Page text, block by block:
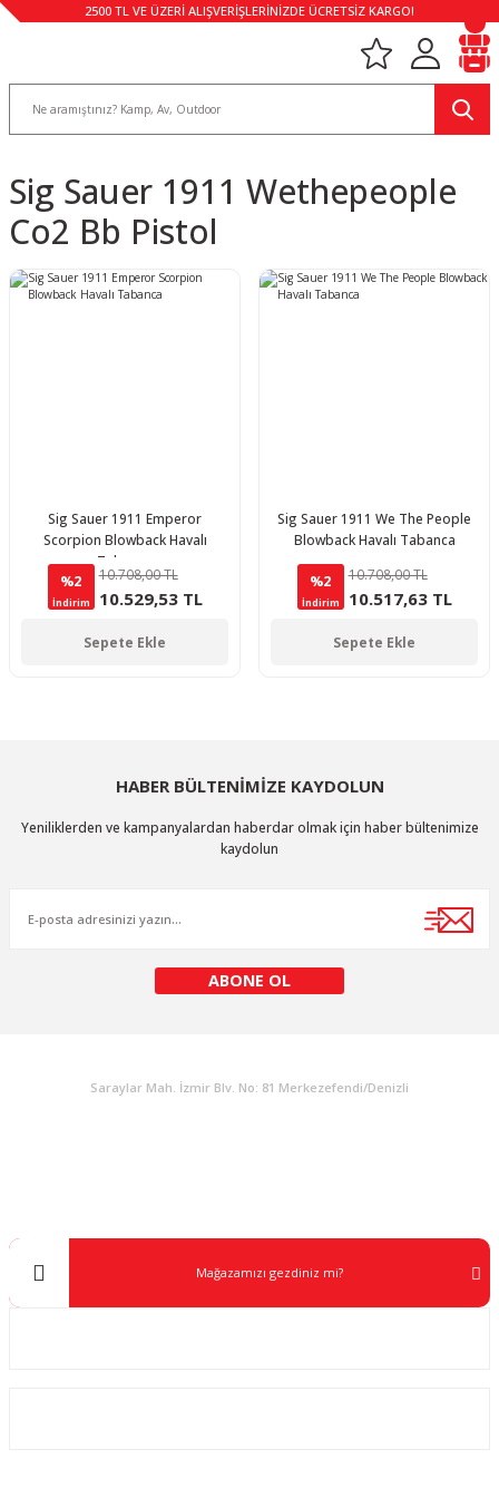
2500 TL VE ÜZERİ ALIŞVERİŞLERİNİZDE ÜCRETSİZ KARGO!
Sig Sauer 1911 Wethepeople
Co2 Bb Pistol
Sig Sauer 1911 Emperor
Scorpion Blowback Havalı
Tabanca
%2
İndirim
10.708,00 TL
10.529,53 TL
Sepete Ekle
Sig Sauer 1911 We The People
Blowback Havalı Tabanca
%2
İndirim
10.708,00 TL
10.517,63 TL
Sepete Ekle
HABER BÜLTENİMİZE KAYDOLUN
Yeniliklerden ve kampanyalardan haberdar olmak için haber bültenimize
kaydolun
ABONE OL
Saraylar Mah. İzmir Blv. No: 81 Merkezefendi/Denizli
Mağazamızı gezdiniz mi?